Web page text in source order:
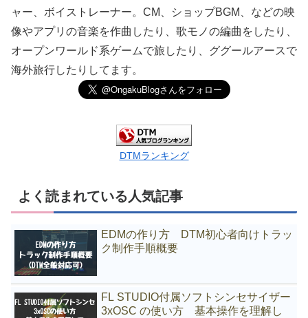
ャー、ボイストレーナー。CM、ショップBGM、などの映
像やアプリの音楽を作曲したり、歌モノの編曲をしたり、
オープンワールド系ゲームで旅したり、ググールアースで
海外旅行したりしてます。
DTMランキング
よく読まれている人気記事
EDMの作り方 DTM初心者向けトラッ
ク制作手順概要
FL STUDIO付属ソフトシンセサイザー
3xOSC の使い方 基本操作を理解し